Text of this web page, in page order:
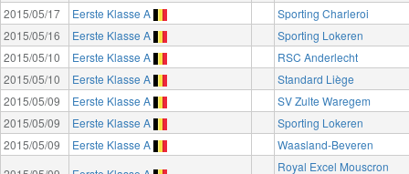
2015/05/17
Eerste Klasse A
Sporting Charleroi
2015/05/16
Eerste Klasse A
Sporting Lokeren
2015/05/10
Eerste Klasse A
RSC Anderlecht
2015/05/10
Eerste Klasse A
Standard Liège
2015/05/09
Eerste Klasse A
SV Zulte Waregem
2015/05/09
Eerste Klasse A
Sporting Lokeren
2015/05/09
Eerste Klasse A
Waasland-Beveren
Royal Excel Mouscron